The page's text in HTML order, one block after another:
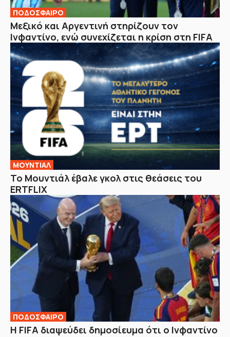
ΠΟΔΟΣΦΑΙΡΟ
Μεξικό και Αργεντινή στηρίζουν τον
Ινφαντίνο, ενώ συνεχίζεται η κρίση στη FIFA
ΜΟΥΝΤΙΑΛ
Το Μουντιάλ έβαλε γκολ στις θεάσεις του
ERTFLIX
ΠΟΔΟΣΦΑΙΡΟ
Η FIFA διαψεύδει δημοσίευμα ότι ο Ινφαντίνο